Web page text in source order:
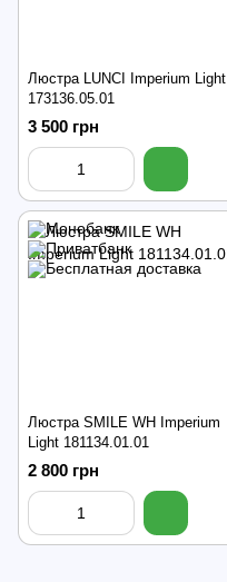
Люстра LUNCI Imperium Light
173136.05.01
3 500 грн
Люстра SMILE WH Imperium
Light 181134.01.01
2 800 грн